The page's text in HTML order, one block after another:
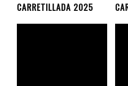
CARRETILLADA 2025